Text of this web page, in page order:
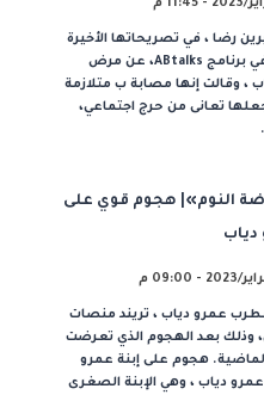
رضا ، في تصريحاتها الأخيرة
خلال استضافتها في برنامج ABtalks، عن مرض
، وقالت إنها مصابة ب متلازمة
تعانى من حرج اجتماعي،
النوم»| هجوم قوي على
دياب
عمرو دياب ، تريند منصات
وذلك بعد الهجوم الذي تعرضت
هجوم على إبنة عمرو
دياب ، وهي الإبنة الصغرى